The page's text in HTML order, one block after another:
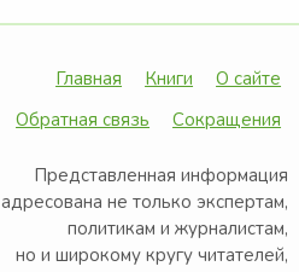
Главная Книги
О сайте
Обратная связь
Сокращения
Представленная информация
адресована не только экспертам,
политикам и журналистам,
но и широкому кругу читателей,